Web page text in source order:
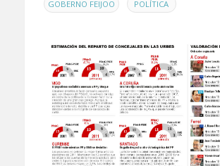
ENGOBERNO FEIJOO , POLÍTICA